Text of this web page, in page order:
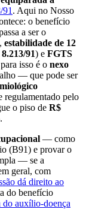
. Aqui no Nosso
o benefício
a ser o
, estabilidade de 12
91) e FGTS
isso é o nexo
— que pode ser
regulamentado pelo
o piso de R$
.
— como
(B91) e provar o
— se a
geral, com
dá direito ao
do benefício
do auxílio-doença